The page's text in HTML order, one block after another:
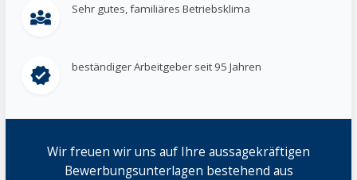
diversity_3 Sehr gutes, familiäres Betriebsklima
verified beständiger Arbeitgeber seit 95 Jahren
Wir freuen wir uns auf Ihre aussagekräftigen
Bewerbungsunterlagen bestehend aus